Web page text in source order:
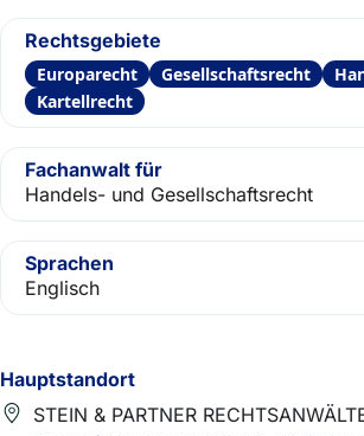
Hauptstandort
STEIN & PARTNER
Rechtsgebiete
Europarecht Gesellschaftsrecht
Kartellrecht
Fachanwalt für
Handels- und Gesellschaftsrecht
Sprachen
Englisch